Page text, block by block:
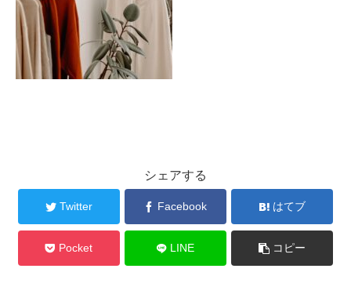
シェアする
Twitter Facebook はてブ
Pocket LINE コピー